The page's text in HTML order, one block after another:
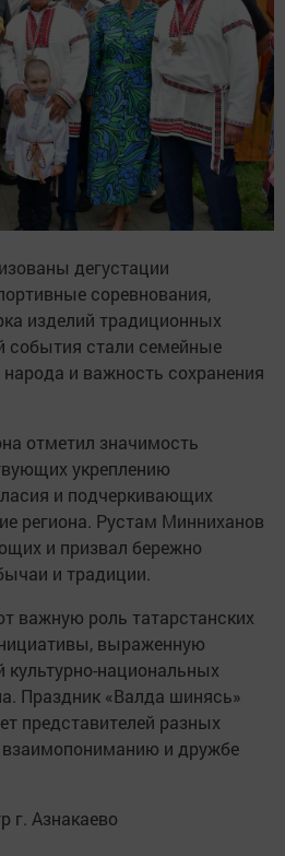
дегустации
соревнования,
изделий традиционных
события стали семейные
и важность сохранения
отметил значимость
укреплению
и подчеркивающих
региона. Рустам Минниханов
и призвал бережно
и традиции.
важную роль татарстанских
выраженную
национальных
Праздник «Валда шинясь»
представителей разных
взаимопониманию и дружбе
г. Азнакаево